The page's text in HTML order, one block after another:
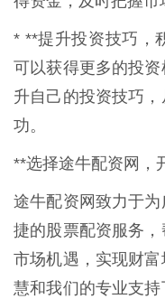
* **提升投资技巧，
可以获得更多的投
升自己的投资技巧
功。
**选择途牛配资网，
途牛配资网致力于
捷的股票配资服务
市场机遇，实现财
慧和我们的专业支